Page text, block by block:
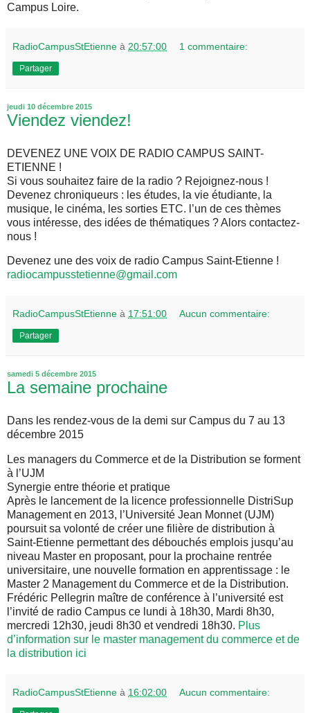
Campus Loire.
RadioCampusStEtienne à 20:57:00 1 commentaire:
Partager
jeudi 10 décembre 2015
Viendez viendez!
DEVENEZ UNE VOIX DE RADIO CAMPUS SAINT-
ETIENNE !
Si vous souhaitez faire de la radio ? Rejoignez-nous !
Devenez chroniqueurs : les études, la vie étudiante, la
musique, le cinéma, les sorties ETC. l’un de ces thèmes
vous intéresse, des idées de thématiques ? Alors contactez-
nous !
Devenez une des voix de radio Campus Saint-Etienne !
radiocampusstetienne@gmail.com
RadioCampusStEtienne à 17:51:00 Aucun commentaire:
Partager
samedi 5 décembre 2015
La semaine prochaine
Dans les rendez-vous de la demi sur Campus du 7 au 13
décembre 2015
Les managers du Commerce et de la Distribution se forment
à l’UJM
Synergie entre théorie et pratique
Après le lancement de la licence professionnelle DistriSup
Management en 2013, l’Université Jean Monnet (UJM)
poursuit sa volonté de créer une filière de distribution à
Saint-Etienne permettant des débouchés emplois jusqu’au
niveau Master en proposant, pour la prochaine rentrée
universitaire, une nouvelle formation en apprentissage : le
Master 2 Management du Commerce et de la Distribution.
Frédéric Pellegrin maître de conférence à l’université est
l’invité de radio Campus ce lundi à 18h30, Mardi 8h30,
mercredi 12h30, jeudi 8h30 et vendredi 18h30. Plus
d’information sur le master management du commerce et de
la distribution ici
RadioCampusStEtienne à 16:02:00 Aucun commentaire: